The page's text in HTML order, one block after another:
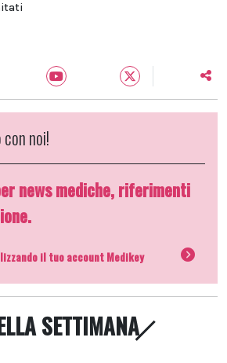
noi!
news mediche, riferimenti
il tuo account Medikey
SETTIMANA